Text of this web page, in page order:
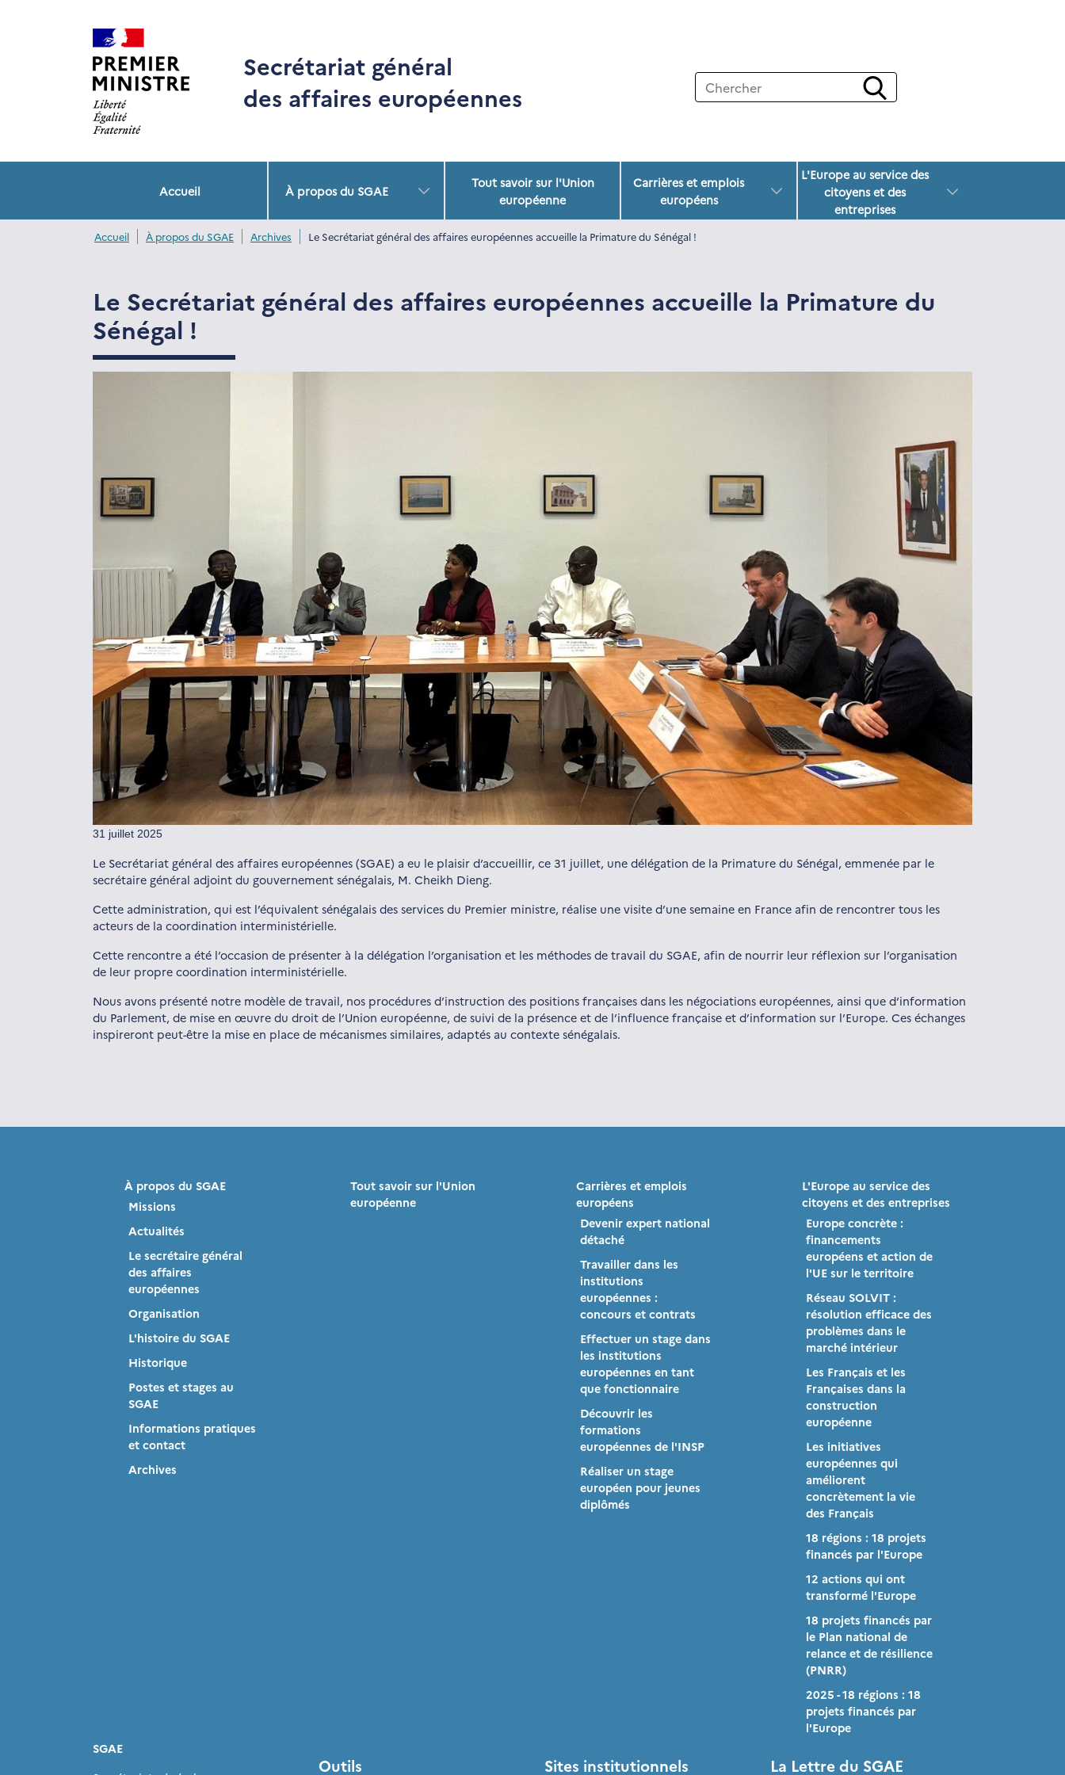
Secrétariat général
des affaires européennes
Accueil
À propos du SGAE
Tout savoir sur l'Union
européenne
Carrières et emplois
européens
L'Europe au service des
citoyens et des
entreprises
Accueil À propos du SGAE Archives Le Secrétariat général des affaires européennes accueille la Primature du Sénégal !
Le Secrétariat général des affaires européennes accueille la Primature du
Sénégal !
31 juillet 2025
Le Secrétariat général des affaires européennes (SGAE) a eu le plaisir d’accueillir, ce 31 juillet, une délégation de la Primature du Sénégal, emmenée par le
secrétaire général adjoint du gouvernement sénégalais, M. Cheikh Dieng.
Cette administration, qui est l’équivalent sénégalais des services du Premier ministre, réalise une visite d’une semaine en France afin de rencontrer tous les
acteurs de la coordination interministérielle.
Cette rencontre a été l’occasion de présenter à la délégation l’organisation et les méthodes de travail du SGAE, afin de nourrir leur réflexion sur l’organisation
de leur propre coordination interministérielle.
Nous avons présenté notre modèle de travail, nos procédures d’instruction des positions françaises dans les négociations européennes, ainsi que d’information
du Parlement, de mise en œuvre du droit de l’Union européenne, de suivi de la présence et de l’influence française et d’information sur l’Europe. Ces échanges
inspireront peut-être la mise en place de mécanismes similaires, adaptés au contexte sénégalais.
À propos du SGAE
Missions
Actualités
Le secrétaire général
des affaires
européennes
Organisation
L'histoire du SGAE
Historique
Postes et stages au
SGAE
Informations pratiques
et contact
Archives
Tout savoir sur l'Union
européenne
Carrières et emplois
européens
Devenir expert national
détaché
Travailler dans les
institutions
européennes :
concours et contrats
Effectuer un stage dans
les institutions
européennes en tant
que fonctionnaire
Découvrir les
formations
européennes de l'INSP
Réaliser un stage
européen pour jeunes
diplômés
L'Europe au service des
citoyens et des entreprises
Europe concrète :
financements
européens et action de
l'UE sur le territoire
Réseau SOLVIT :
résolution efficace des
problèmes dans le
marché intérieur
Les Français et les
Françaises dans la
construction
européenne
Les initiatives
européennes qui
améliorent
concrètement la vie
des Français
18 régions : 18 projets
financés par l'Europe
12 actions qui ont
transformé l'Europe
18 projets financés par
le Plan national de
relance et de résilience
(PNRR)
2025 - 18 régions : 18
projets financés par
l'Europe
SGAE
Outils Sites institutionnels La Lettre du SGAE